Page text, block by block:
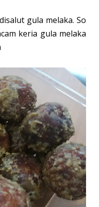
gula melaka. So
keria gula melaka